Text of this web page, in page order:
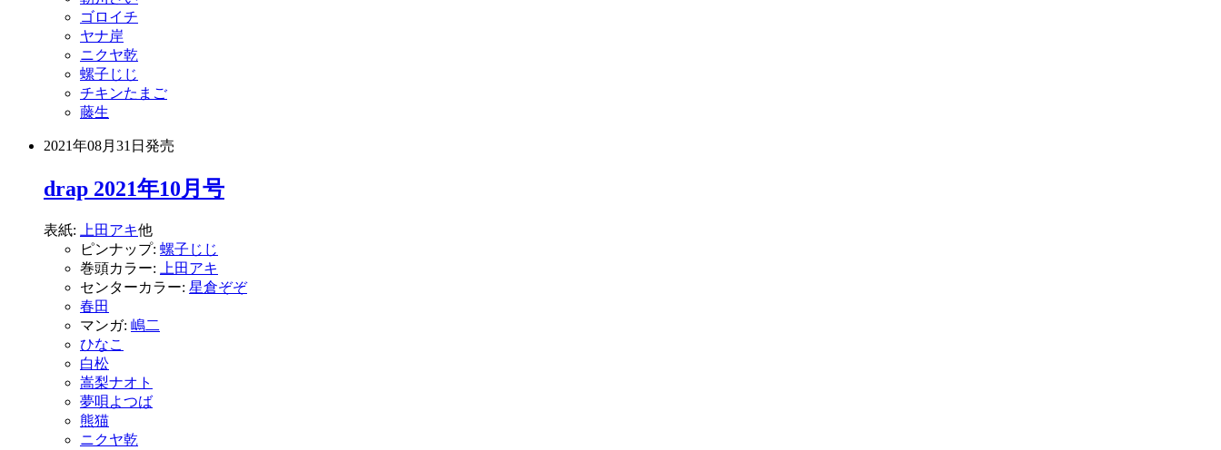
ゴロイチ
ヤナ岸
ニクヤ乾
螺子じじ
チキンたまご
藤生
2021年08月31日 発売
drap 2021年10月号
表紙: 上田アキ他
ピンナップ: 螺子じじ
巻頭カラー:
上田アキ
センターカラー: 星倉ぞぞ
春田
マンガ: 嶋二
ひなこ
白松
嵩梨ナオト
夢唄よつば
熊猫
ニクヤ乾